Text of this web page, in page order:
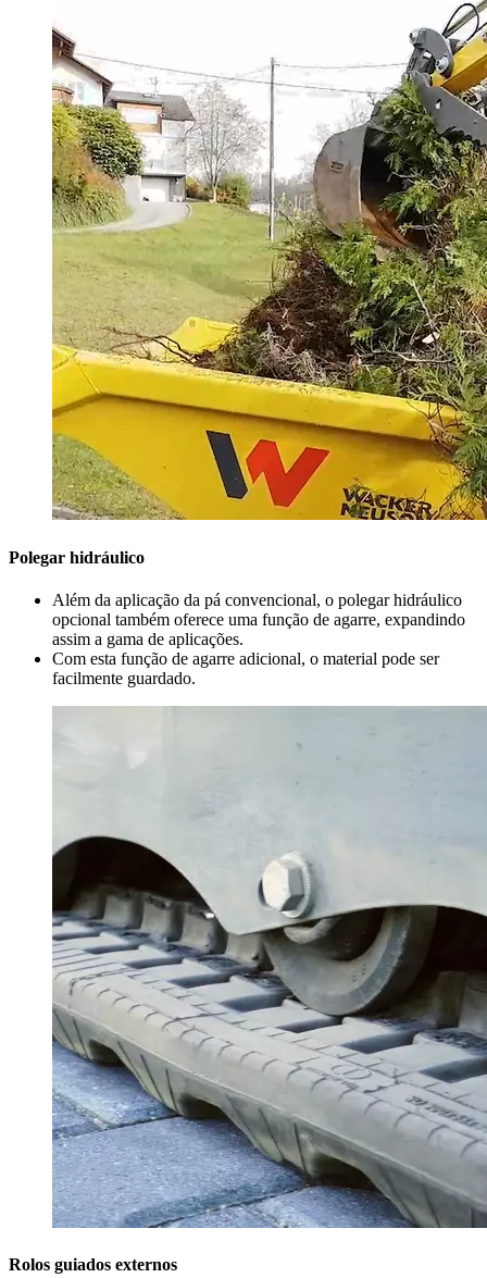
Polegar hidráulico
Além da aplicação da pá convencional, o polegar hidráulico
opcional também oferece uma função de agarre, expandindo
assim a gama de aplicações.
Com esta função de agarre adicional, o material pode ser
facilmente guardado.
Rolos guiados externos